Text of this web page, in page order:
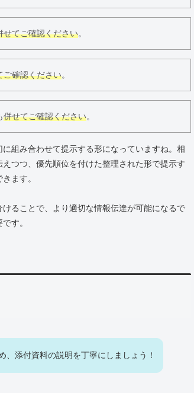
せてご確認ください。
ご確認ください。
併せてご確認ください。
組み合わせて提示する形になっていますね。相
つつ、優先順位を付けた整理された形で提示す
ます。
ることで、より適切な情報伝達が可能になるで
す。
、添付資料の説明を丁寧にしましょう！